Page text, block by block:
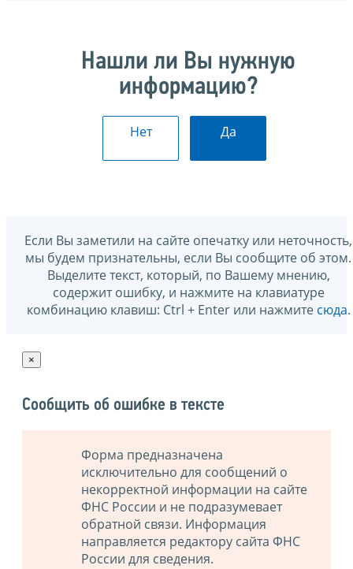
Нашли ли Вы нужную
информацию?
Нет Да
Если Вы заметили на сайте опечатку или неточность,
мы будем признательны, если Вы сообщите об этом.
Выделите текст, который, по Вашему мнению,
содержит ошибку, и нажмите на клавиатуре
комбинацию клавиш: Ctrl + Enter или нажмите сюда.
×
Сообщить об ошибке в тексте
Форма предназначена
исключительно для сообщений о
некорректной информации на сайте
ФНС России и не подразумевает
обратной связи. Информация
направляется редактору сайта ФНС
России для сведения.